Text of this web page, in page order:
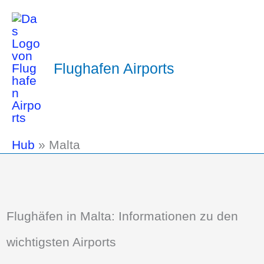
Flughafen Airports
Hub » Malta
Flughäfen in Malta: Informationen zu den
wichtigsten Airports